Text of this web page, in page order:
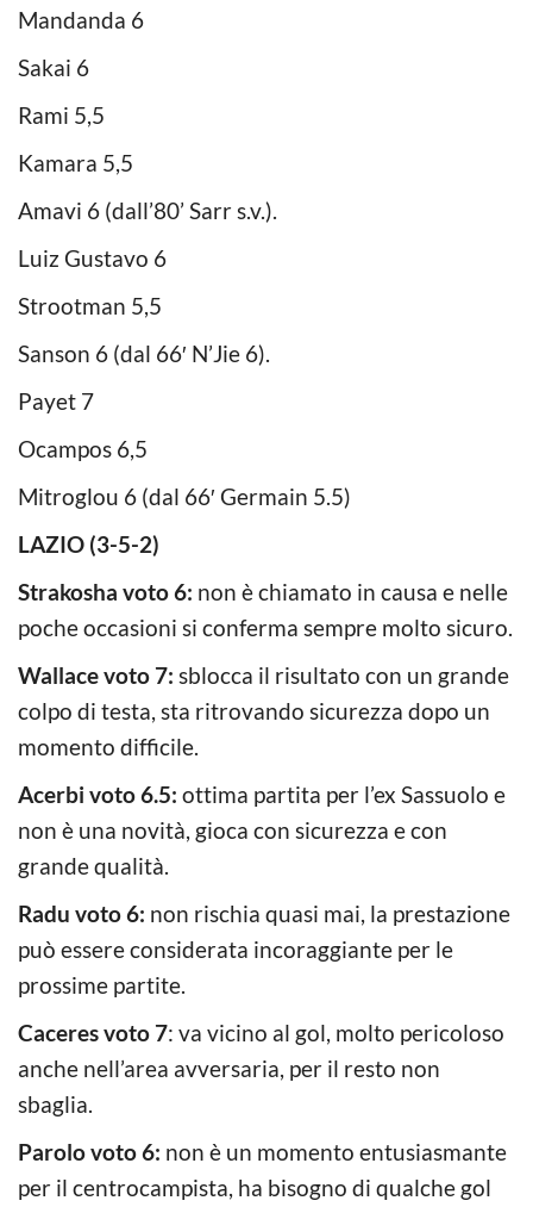
Mandanda 6
Sakai 6
Rami 5,5
Kamara 5,5
Amavi 6 (dall’80’ Sarr s.v.).
Luiz Gustavo 6
Strootman 5,5
Sanson 6 (dal 66′ N’Jie 6).
Payet 7
Ocampos 6,5
Mitroglou 6 (dal 66′ Germain 5.5)
LAZIO (3-5-2)
Strakosha voto 6: non è chiamato in causa e nelle
poche occasioni si conferma sempre molto sicuro.
Wallace voto 7: sblocca il risultato con un grande
colpo di testa, sta ritrovando sicurezza dopo un
momento difficile.
Acerbi voto 6.5: ottima partita per l’ex Sassuolo e
non è una novità, gioca con sicurezza e con
grande qualità.
Radu voto 6: non rischia quasi mai, la prestazione
può essere considerata incoraggiante per le
prossime partite.
Caceres voto 7: va vicino al gol, molto pericoloso
anche nell’area avversaria, per il resto non
sbaglia.
Parolo voto 6: non è un momento entusiasmante
per il centrocampista, ha bisogno di qualche gol